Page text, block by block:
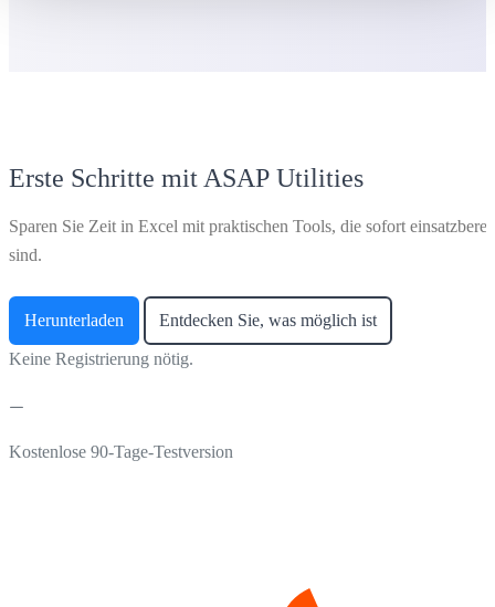
Erste Schritte mit ASAP Utilities
Sparen Sie Zeit in Excel mit praktischen Tools, die sofort einsatzbereit
sind.
Herunterladen Entdecken Sie, was möglich ist
Keine Registrierung nötig.
Kostenlose 90-Tage-Testversion